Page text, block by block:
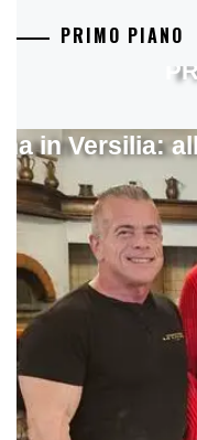
PRIMO PIANO
in Versilia: